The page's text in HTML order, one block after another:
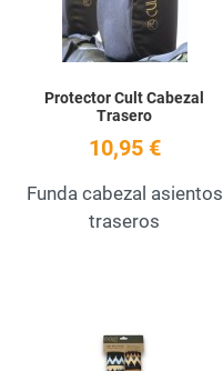
Protector Cult Cabezal
Trasero
10,95 €
Funda cabezal asientos
traseros